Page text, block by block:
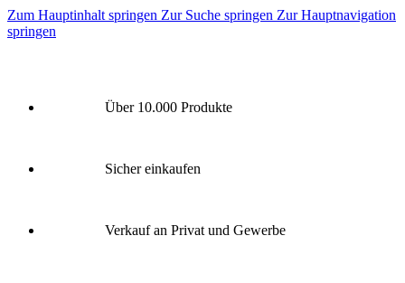
Zum Hauptinhalt springen Zur Suche springen Zur Hauptnavigation
springen
Über 10.000 Produkte
Sicher einkaufen
Verkauf an Privat und Gewerbe